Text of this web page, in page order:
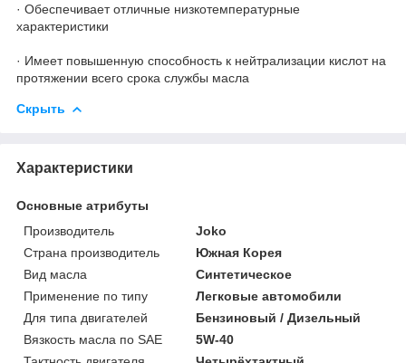
· Обеспечивает отличные низкотемпературные
характеристики
· Имеет повышенную способность к нейтрализации кислот на
протяжении всего срока службы масла
Скрыть
Характеристики
Основные атрибуты
Производитель
Joko
Страна производитель
Южная Корея
Вид масла
Синтетическое
Применение по типу
Легковые автомобили
Для типа двигателей
Бензиновый / Дизельный
Вязкость масла по SAE
5W-40